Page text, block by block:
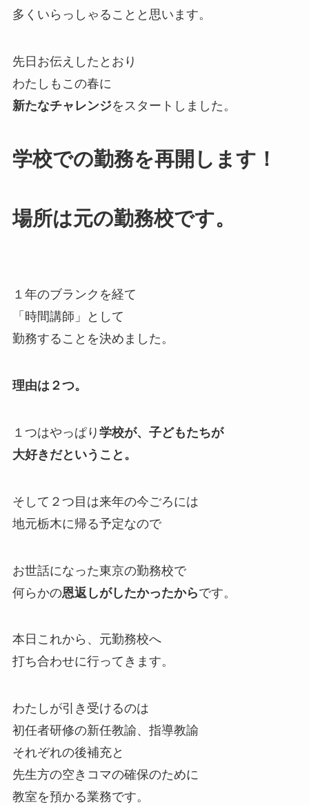
多くいらっしゃることと思います。
先日お伝えしたとおり
わたしもこの春に
新たなチャレンジをスタートしました。
学校での勤務を再開します！
場所は元の勤務校です。
１年のブランクを経て
「時間講師」として
勤務することを決めました。
理由は２つ。
１つはやっぱり 学校が、子どもたちが
大好きだということ。
そして２つ目は来年の今ごろには
地元栃木に帰る予定なので
お世話になった東京の勤務校で
何らかの恩返しがしたかったからです。
本日これから、元勤務校へ
打ち合わせに行ってきます。
わたしが引き受けるのは
初任者研修の新任教諭、指導教諭
それぞれの後補充と
先生方の空きコマの確保のために
教室を預かる業務です。